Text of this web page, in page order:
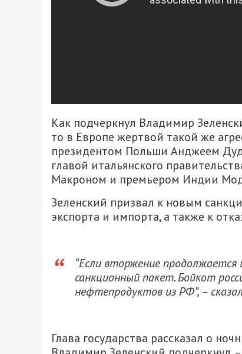
Как подчеркнул Владимир
то в Европе жертвой такой же
президентом Польши Анджеем
главой итальянского
Макроном и премьером Индии
Зеленский призвал к новым
экспорта и импорта, а также к
“Если вторжение
санкционный пакет. Бойкот
нефтепродуктов из РФ”, –
Глава государства рассказал о